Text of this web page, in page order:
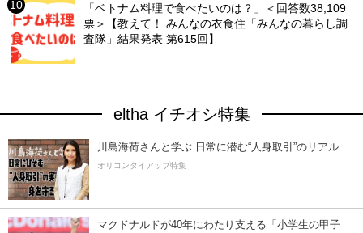
「ベトナム料理で食べたいのは？」＜回答数38,109
票＞【教えて！ みんなの衣食住「みんなの暮らし調
査隊」結果発表 第615回】
eltha イチオシ特集
川島海荷さんと学ぶ 日常に潜む“人身取引”のリアル
オリコンタイアップ特集
マクドナルドが40年にわたり支える「小学生の甲子